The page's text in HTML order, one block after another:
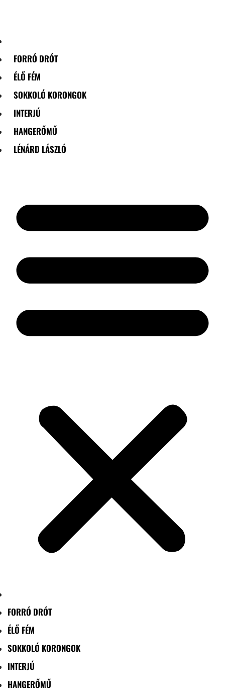
FORRÓ DRÓT
ÉLŐ FÉM
SOKKOLÓ KORONGOK
INTERJÚ
HANGERŐMŰ
LÉNÁRD LÁSZLÓ
FORRÓ DRÓT
ÉLŐ FÉM
SOKKOLÓ KORONGOK
INTERJÚ
HANGERŐMŰ